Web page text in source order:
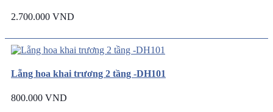
2.700.000 VND
Lẵng hoa khai trương 2 tầng -DH101
800.000 VND